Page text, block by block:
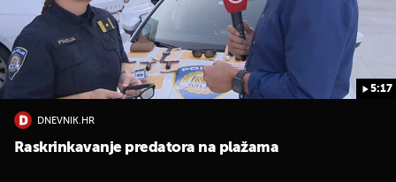
5:17
DNEVNIK.HR
Raskrinkavanje predatora na plažama